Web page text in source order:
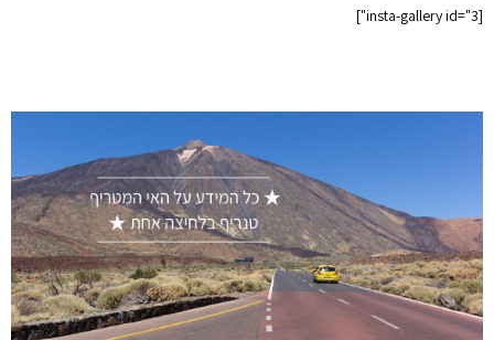
[insta-gallery id="3"]